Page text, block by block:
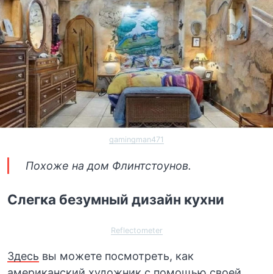
gamingman471
Похоже на дом Флинтстоунов.
Слегка безумный дизайн кухни
Reflectometer
Здесь вы можете посмотреть, как